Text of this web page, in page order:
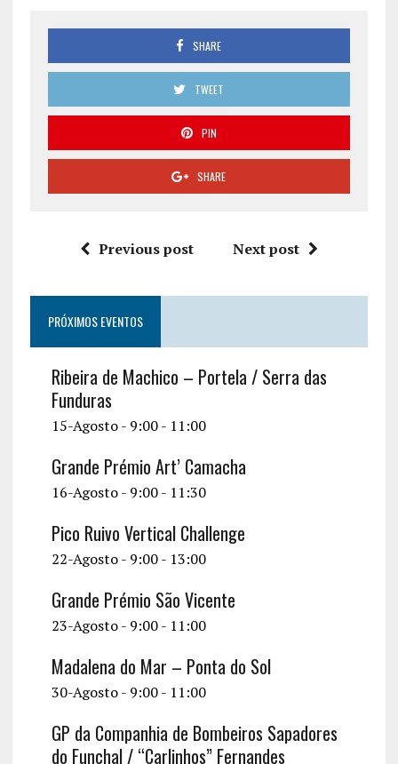
SHARE
TWEET
PIN
SHARE
Previous post Next post
PRÓXIMOS EVENTOS
Ribeira de Machico – Portela / Serra das
Funduras
15-Agosto - 9:00- 11:00
Grande Prémio Art’ Camacha
16-Agosto - 9:00- 11:30
Pico Ruivo Vertical Challenge
22-Agosto - 9:00- 13:00
Grande Prémio São Vicente
23-Agosto - 9:00- 11:00
Madalena do Mar – Ponta do Sol
30-Agosto - 9:00- 11:00
GP da Companhia de Bombeiros Sapadores
do Funchal / “Carlinhos” Fernandes